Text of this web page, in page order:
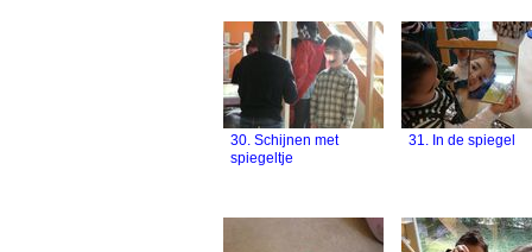
30. Schijnen met
spiegeltje
31. In de spiegel